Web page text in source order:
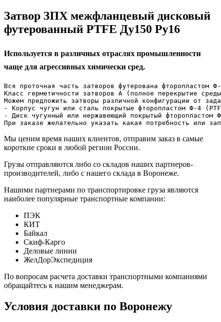
Затвор ЗПХ межфланцевый дисковый
футерованный PTFE Ду150 Ру16
Используется в различных отраслях промышленности
чаще для агрессивных химически сред.
Вся проточная часть затворов футерована фторопластом
Класс герметичности затворов А (полное перекрытие
Можем предложить затворы различной конфигурации от
- Корпус чугун или сталь покрытые фторопластом Ф-4
- Диск чугунный или нержавеющий покрытый фторопластом
При заказе желательно указать какая потребность или
Мы ценим время наших клиентов, отправим заказ в самые
короткие сроки в любой регион России.
Грузы отправляются либо со складов наших партнеров-
производителей, либо с нашего склада в Воронеже.
Нашими партнерами по транспортировке груза являются
наиболее популярные транспортные компании:
ПЭК
КИТ
Байкал
Скиф-Карго
Деловые линии
ЖелДорЭкспедиция
По вопросам расчета доставки транспортными компаниями
обращайтесь к нашим менеджерам.
Условия доставки по Воронежу